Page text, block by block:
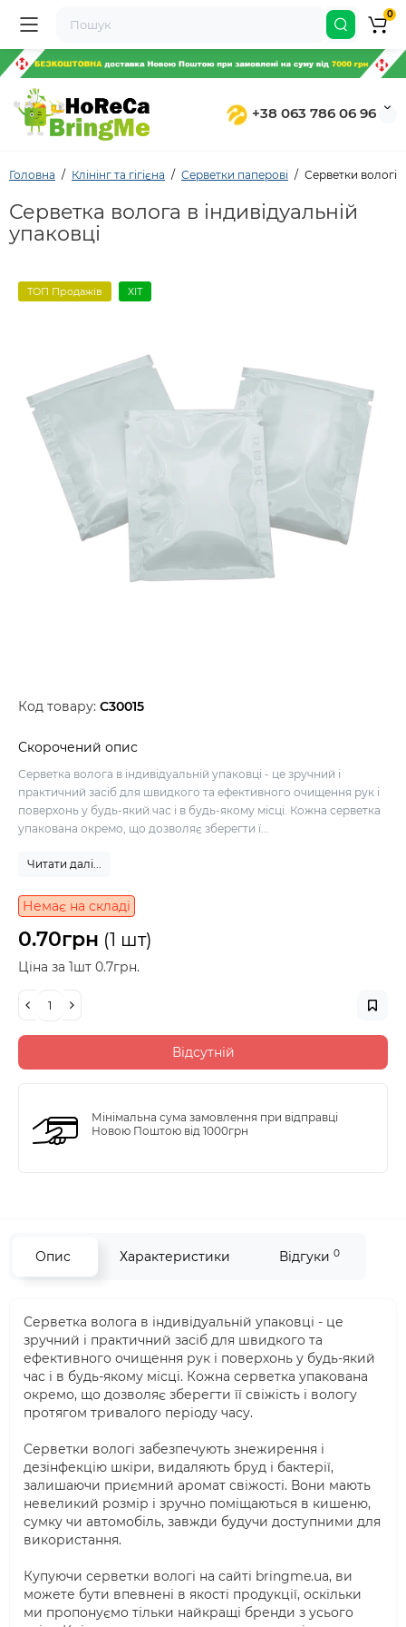
+38 063 786 06 96
0
Головна Клінінг та гігієна Серветки паперові Серветки вологі
Серветка волога в індивідуальній
упаковці
ТОП Продажів ХІТ
Код товару: C30015
Скорочений опис
Серветка волога в індивідуальній упаковці - це зручний і
практичний засіб для швидкого та ефективного очищення рук і
поверхонь у будь-який час і в будь-якому місці. Кожна серветка
упакована окремо, що дозволяє зберегти ї...
Читати далі...
Немає на складі
0.70грн (1 шт)
Ціна за 1шт 0.7грн.
Відсутній
Мінімальна сума замовлення при відправці
Новою Поштою від 1000грн
Опис Характеристики Відгуки 0
Серветка волога в індивідуальній упаковці - це
зручний і практичний засіб для швидкого та
ефективного очищення рук і поверхонь у будь-який
час і в будь-якому місці. Кожна серветка упакована
окремо, що дозволяє зберегти її свіжість і вологу
протягом тривалого періоду часу.
Серветки вологі забезпечують знежирення і
дезінфекцію шкіри, видаляють бруд і бактерії,
залишаючи приємний аромат свіжості. Вони мають
невеликий розмір і зручно поміщаються в кишеню,
сумку чи автомобіль, завжди будучи доступними для
використання.
Купуючи серветки вологі на сайті bringme.ua, ви
можете бути впевнені в якості продукції, оскільки
ми пропонуємо тільки найкращі бренди з усього